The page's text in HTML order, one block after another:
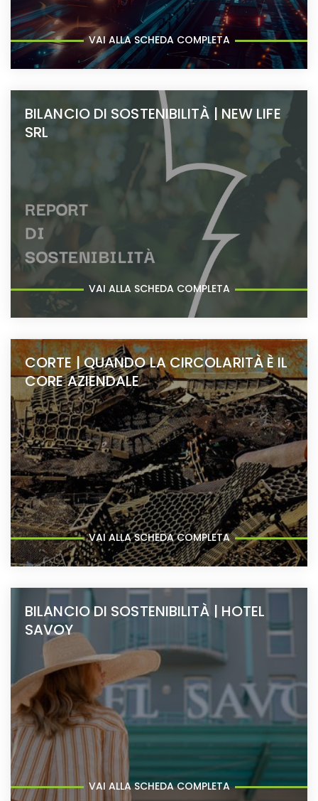
VAI ALLA SCHEDA COMPLETA
BILANCIO DI SOSTENIBILITÀ | NEW LIFE
SRL
VAI ALLA SCHEDA COMPLETA
CORTE | QUANDO LA CIRCOLARITÀ È IL
CORE AZIENDALE
VAI ALLA SCHEDA COMPLETA
BILANCIO DI SOSTENIBILITÀ | HOTEL
SAVOY
VAI ALLA SCHEDA COMPLETA